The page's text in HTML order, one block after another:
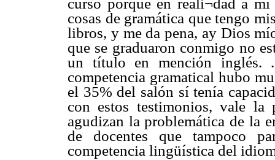
curso porque en reali¬dad a
cosas de gramática que tengo
libros, y me da pena, ay Dios
que se graduaron conmigo no
un título en mención
competencia gramatical hubo
el 35% del salón sí tenía
con estos testimonios, vale la
agudizan la problemática de la
de docentes que tampoco
competencia lingüística del